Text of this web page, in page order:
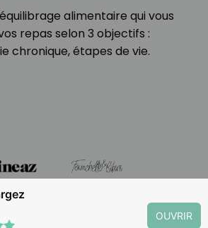
alimentaire qui vous
repas selon 3 objectifs :
chronique, étapes de vie.
OUVRIR